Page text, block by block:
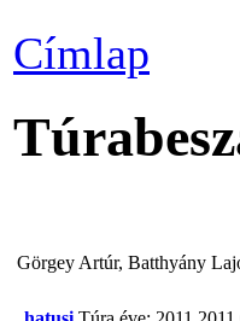
Címlap
Görgey Artúr, Batthyány